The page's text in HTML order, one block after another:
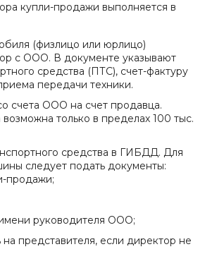
купли-продажи выполняется в
(физлицо или юрлицо)
с ООО. В документе указывают
средства (ПТС), счет-фактуру
передачи техники.
счета ООО на счет продавца.
возможна только в пределах 100 тыс.
средства в ГИБДД. Для
следует подать документы:
продажи;
руководителя ООО;
представителя, если директор не